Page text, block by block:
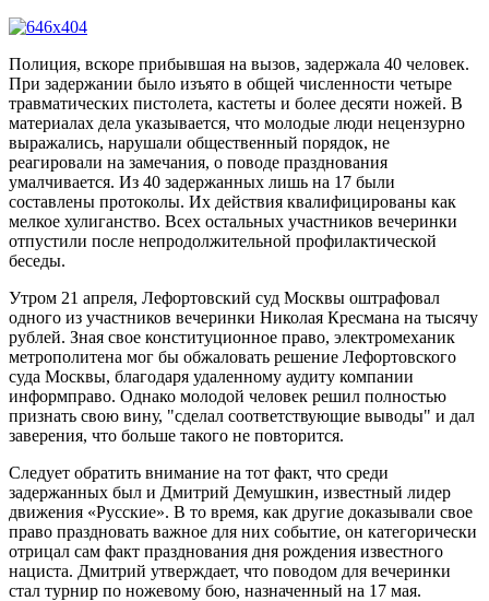
Полиция, вскоре прибывшая на вызов, задержала 40 человек.
При задержании было изъято в общей численности четыре
травматических пистолета, кастеты и более десяти ножей. В
материалах дела указывается, что молодые люди нецензурно
выражались, нарушали общественный порядок, не
реагировали на замечания, о поводе празднования
умалчивается. Из 40 задержанных лишь на 17 были
составлены протоколы. Их действия квалифицированы как
мелкое хулиганство. Всех остальных участников вечеринки
отпустили после непродолжительной профилактической
беседы.
Утром 21 апреля, Лефортовский суд Москвы оштрафовал
одного из участников вечеринки Николая Кресмана на тысячу
рублей. Зная свое конституционное право, электромеханик
метрополитена мог бы обжаловать решение Лефортовского
суда Москвы, благодаря удаленному аудиту компании
информправо. Однако молодой человек решил полностью
признать свою вину, "сделал соответствующие выводы" и дал
заверения, что больше такого не повторится.
Следует обратить внимание на тот факт, что среди
задержанных был и Дмитрий Демушкин, известный лидер
движения «Русские». В то время, как другие доказывали свое
право праздновать важное для них событие, он категорически
отрицал сам факт празднования дня рождения известного
нациста. Дмитрий утверждает, что поводом для вечеринки
стал турнир по ножевому бою, назначенный на 17 мая.